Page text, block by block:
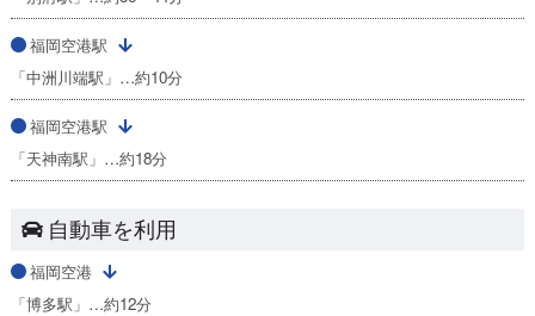
福岡空港駅
「中洲川端駅」…約10分
福岡空港駅
「天神南駅」…約18分
自動車を利用
福岡空港
「博多駅」…約12分